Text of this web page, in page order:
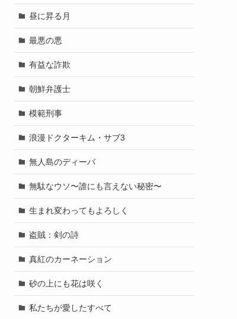
昼に昇る月
最悪の悪
有益な詐欺
朝鮮弁護士
模範刑事
浪漫ドクターキム・サブ3
無人島のディーバ
無駄なウソ〜誰にも言えない秘密〜
生まれ変わってもよろしく
盗賊：剣の詩
真紅のカーネーション
砂の上にも花は咲く
私たちが愛したすべて